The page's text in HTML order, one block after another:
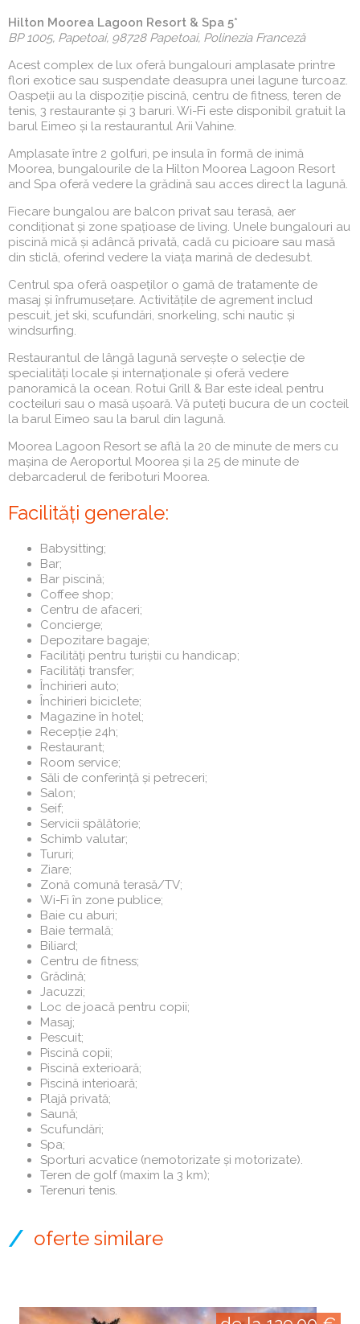
Hilton Moorea Lagoon Resort & Spa 5*
BP 1005, Papetoai, 98728 Papetoai, Polinezia Franceză
Acest complex de lux oferă bungalouri amplasate printre
flori exotice sau suspendate deasupra unei lagune turcoaz.
Oaspeții au la dispoziție piscină, centru de fitness, teren de
tenis, 3 restaurante și 3 baruri. Wi-Fi este disponibil gratuit la
barul Eimeo și la restaurantul Arii Vahine.
Amplasate între 2 golfuri, pe insula în formă de inimă
Moorea, bungalourile de la Hilton Moorea Lagoon Resort
and Spa oferă vedere la grădină sau acces direct la lagună.
Fiecare bungalou are balcon privat sau terasă, aer
condiționat și zone spațioase de living. Unele bungalouri au
piscină mică și adâncă privată, cadă cu picioare sau masă
din sticlă, oferind vedere la viața marină de dedesubt.
Centrul spa oferă oaspeților o gamă de tratamente de
masaj și înfrumusețare. Activitățile de agrement includ
pescuit, jet ski, scufundări, snorkeling, schi nautic și
windsurfing.
Restaurantul de lângă lagună servește o selecție de
specialități locale și internaționale și oferă vedere
panoramică la ocean. Rotui Grill & Bar este ideal pentru
cocteiluri sau o masă ușoară. Vă puteți bucura de un cocteil
la barul Eimeo sau la barul din lagună.
Moorea Lagoon Resort se află la 20 de minute de mers cu
mașina de Aeroportul Moorea și la 25 de minute de
debarcaderul de feriboturi Moorea.
Facilități generale:
Babysitting;
Bar;
Bar piscină;
Coffee shop;
Centru de afaceri;
Concierge;
Depozitare bagaje;
Facilități pentru turiștii cu handicap;
Facilități transfer;
Închirieri auto;
Închirieri biciclete;
Magazine în hotel;
Recepție 24h;
Restaurant;
Room service;
Săli de conferință și petreceri;
Salon;
Seif;
Servicii spălătorie;
Schimb valutar;
Tururi;
Ziare;
Zonă comună terasă/TV;
Wi-Fi în zone publice;
Baie cu aburi;
Baie termală;
Biliard;
Centru de fitness;
Grădină;
Jacuzzi;
Loc de joacă pentru copii;
Masaj;
Pescuit;
Piscină copii;
Piscină exterioară;
Piscină interioară;
Plajă privată;
Saună;
Scufundări;
Spa;
Sporturi acvatice (nemotorizate și motorizate).
Teren de golf (maxim la 3 km);
Terenuri tenis.
oferte similare